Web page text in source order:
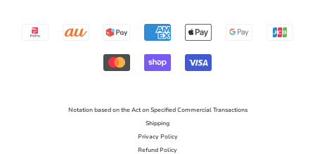
Notation based on the Act on Specified Commercial Transactions
Shipping
Privacy Policy
Refund Policy